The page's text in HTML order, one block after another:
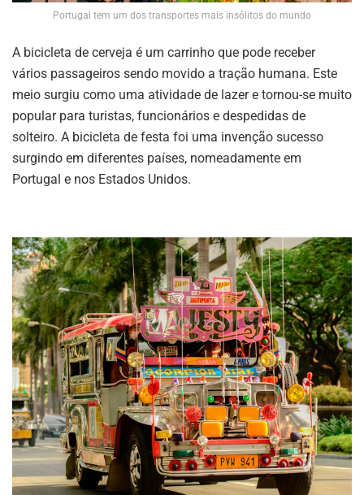
Portugal tem um dos transportes mais insólitos do mundo
A bicicleta de cerveja é um carrinho que pode receber
vários passageiros sendo movido a tração humana. Este
meio surgiu como uma atividade de lazer e tornou-se muito
popular para turistas, funcionários e despedidas de
solteiro. A bicicleta de festa foi uma invenção sucesso
surgindo em diferentes países, nomeadamente em
Portugal e nos Estados Unidos.